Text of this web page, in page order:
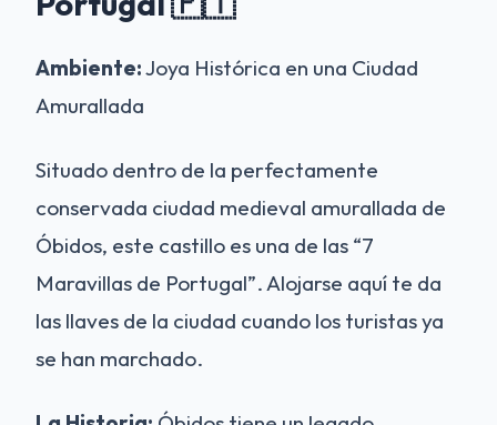
Ambiente:Joya Histórica en una Ciudad
Amurallada
Situado dentro de la perfectamente
conservada ciudad medieval amurallada de
Óbidos, este castillo es una de las “7
Maravillas de Portugal”. Alojarse aquí te da
las llaves de la ciudad cuando los turistas ya
se han marchado.